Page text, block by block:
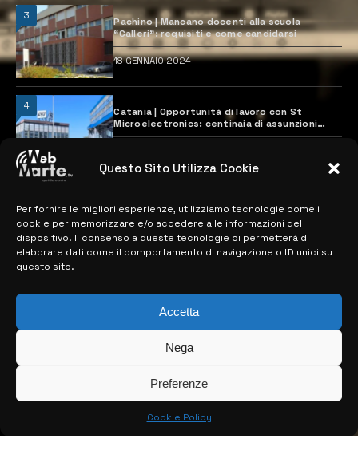
Questo Sito Utilizza Cookie
Per fornire le migliori esperienze, utilizziamo tecnologie come i
cookie per memorizzare e/o accedere alle informazioni del
dispositivo. Il consenso a queste tecnologie ci permetterà di
elaborare dati come il comportamento di navigazione o ID unici su
questo sito.
Accetta
Nega
Preferenze
Cookie Policy
3
Pachino | Mancano docenti alla scuola
“Calleri”: requisiti e come candidarsi
18 GENNAIO 2024
4
Catania | Opportunità di lavoro con St
Microelectronics: centinaia di assunzioni
previste
MAPPA DEL SITO
> NOTIZIE